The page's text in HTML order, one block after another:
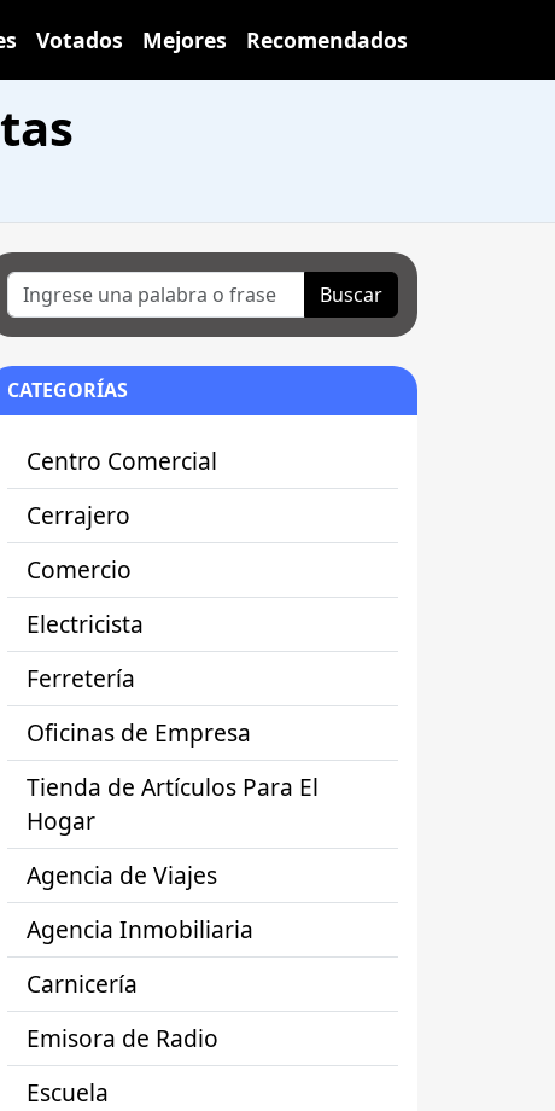
Votados Mejores Recomendados
Buscar
CATEGORÍAS
Centro Comercial
Cerrajero
Comercio
Electricista
Ferretería
Oficinas de Empresa
Tienda de Artículos Para El
Hogar
Agencia de Viajes
Agencia Inmobiliaria
Carnicería
Emisora de Radio
Escuela